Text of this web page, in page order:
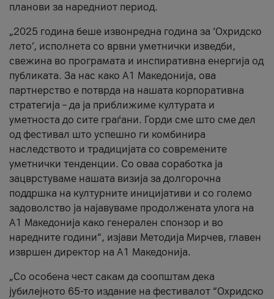
планови за наредниот период.
„2025 година беше извонредна година за ‘Охридско
лето’, исполнета со врвни уметнички изведби,
свежина во програмата и инспиративна енергија од
публиката. За нас како A1 Македонија, ова
партнерство е потврда на нашата корпоративна
стратегија – да ја приближиме културата и
уметноста до сите граѓани. Горди сме што сме дел
од фестивал што успешно ги комбинира
наследството и традицијата со современите
уметнички тенденции. Со оваа соработка ја
зацврстуваме нашата визија за долгорочна
поддршка на културните иницијативи и со големо
задоволство ја најавуваме продолжената улога на
A1 Македонија како генерален спонзор и во
наредните години“, изјави Методија Мирчев, главен
извршен директор на A1 Македонија.
„Со особена чест сакам да соопштам дека
јубилејното 65-то издание на фестивалот “Охридско